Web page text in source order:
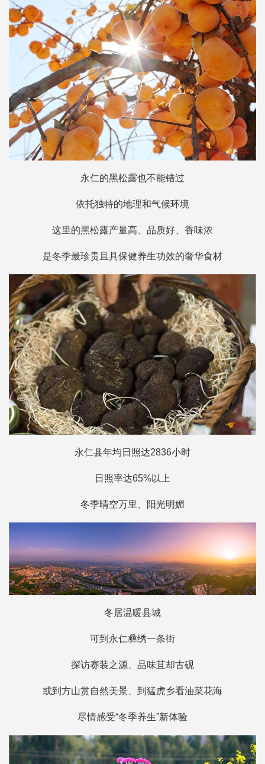
永仁的黑松露也不能错过
依托独特的地理和气候环境
这里的黑松露产量高、品质好、香味浓
是冬季最珍贵且具保健养生功效的奢华食材
永仁县年均日照达2836小时
日照率达65%以上
冬季晴空万里、阳光明媚
冬居温暖县城
可到永仁彝绣一条街
探访赛装之源、品味苴却古砚
或到方山赏自然美景、到猛虎乡看油菜花海
尽情感受“冬季养生”新体验